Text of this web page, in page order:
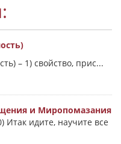
– 1) свойство, прис...
и Миропомазания
Итак идите, научите все